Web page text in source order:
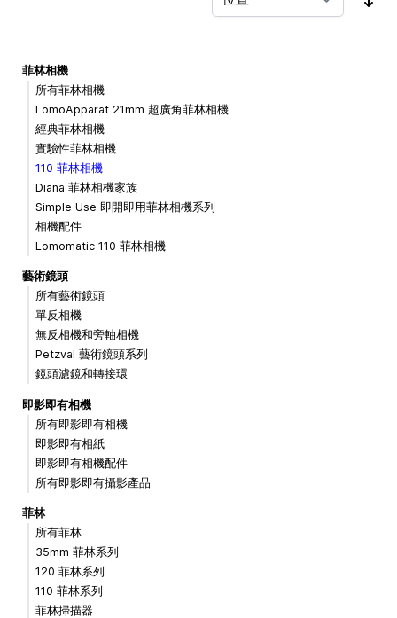
菲林相機
所有菲林相機
LomoApparat 21mm 超廣角菲林相機
經典菲林相機
實驗性菲林相機
110 菲林相機
Diana 菲林相機家族
Simple Use 即開即用菲林相機系列
相機配件
Lomomatic 110 菲林相機
藝術鏡頭
所有藝術鏡頭
單反相機
無反相機和旁軸相機
Petzval 藝術鏡頭系列
鏡頭濾鏡和轉接環
即影即有相機
所有即影即有相機
即影即有相紙
即影即有相機配件
所有即影即有攝影產品
菲林
所有菲林
35mm 菲林系列
120 菲林系列
110 菲林系列
菲林掃描器